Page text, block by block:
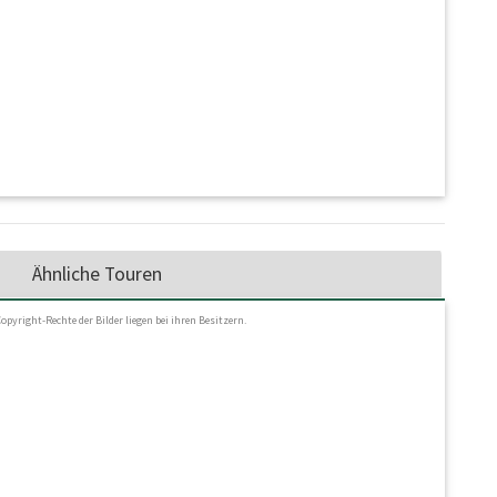
Ähnliche Touren
Rechte der Bilder liegen bei ihren Besitzern.